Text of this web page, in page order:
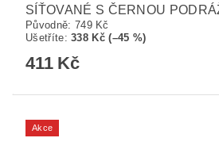
SÍŤOVANÉ S ČERNOU
Původně: 749 Kč
Ušetříte:338 Kč (–45 %)
411 Kč
Akce